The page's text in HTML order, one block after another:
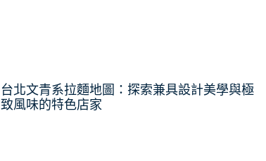
台北文青系拉麵地圖：探索兼具設計美學與極
致風味的特色店家